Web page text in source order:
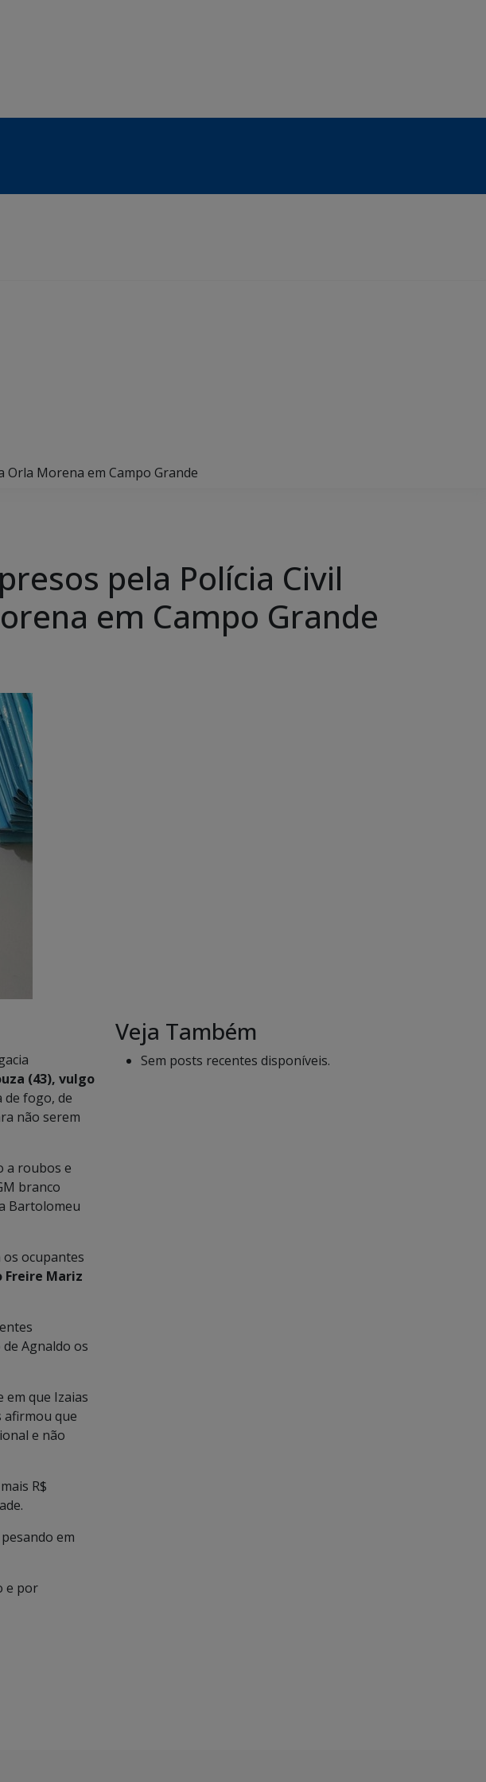
Morena em Campo Grande
pela Polícia Civil
em Campo Grande
(43), vulgo
fogo, de
não serem
a roubos e
branco
Bartolomeu
ocupantes
Freire Mariz
Agnaldo os
em que Izaias
afirmou que
e não
R$
em
e por
Veja Também
Sem posts recentes disponíveis.